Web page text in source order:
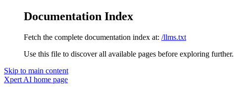
Documentation Index
Fetch the complete documentation index at: /llms.txt
Use this file to discover all available pages before exploring further.
Skip to main content
Xpert AI home page